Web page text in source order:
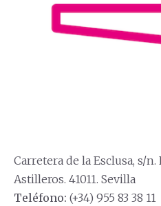
Carretera de la Esclusa, s/
Astilleros. 41011. Sevilla
Teléfono: (+34) 955 83 38 11